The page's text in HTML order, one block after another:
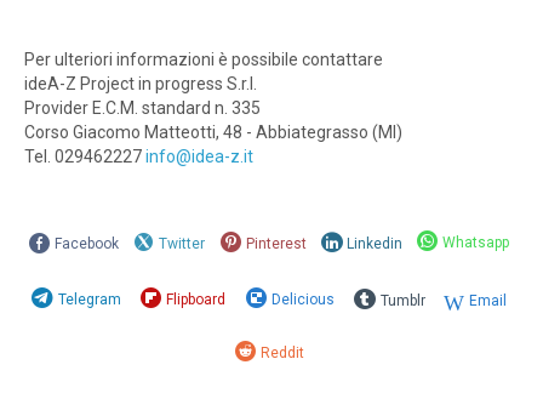
Per ulteriori informazioni è possibile contattare
ideA-Z Project in progress S.r.l.
Provider E.C.M. standard n. 335
Corso Giacomo Matteotti, 48 - Abbiategrasso (MI)
Tel. 029462227info@idea-z.it
Facebook Twitter Pinterest Linkedin Whatsapp
Telegram Flipboard Delicious Tumblr Email
Reddit